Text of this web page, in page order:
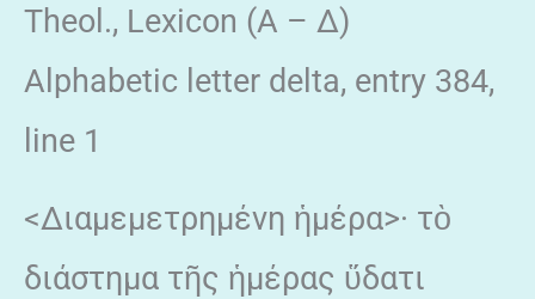
Theol., Lexicon (Α – Δ)
Alphabetic letter delta, entry 384,
line 1
<Διαμεμετρημένη ἡμέρα>· τὸ
διάστημα τῆς ἡμέρας ὕδατι